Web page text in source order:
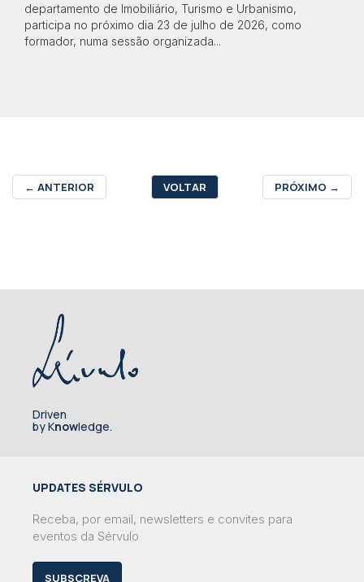
departamento de Imobiliário, Turismo e Urbanismo,
participa no próximo dia 23 de julho de 2026, como
formador, numa sessão organizada...
← ANTERIOR VOLTAR PRÓXIMO →
Driven
by Knowledge.
UPDATES SÉRVULO
Receba, por email, newsletters e convites para
eventos da Sérvulo
SUBSCREVA